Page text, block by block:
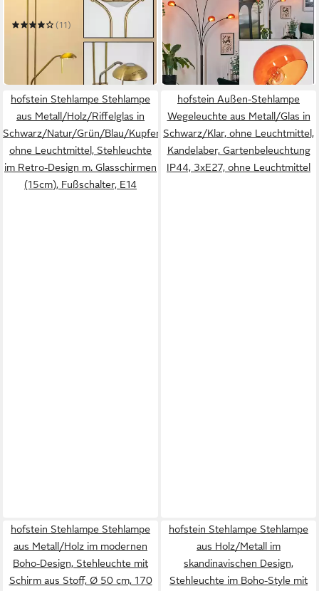
dimmbare Stehleuchte aus
Metall in Altmessing
(11)
144,90 €
in 3-4 Werktagen bei dir
Metall in Schwarz/Orange im
Retro/Vintage-Design
149,99 € UVP194,90 €
in 3-4 Werktagen bei dir
hofstein Stehlampe Stehlampe
aus Metall/Holz/Riffelglas in
Schwarz/Natur/Grün/Blau/Kupfer,
ohne Leuchtmittel, Stehleuchte
im Retro-Design m. Glasschirmen
(15cm), Fußschalter, E14
hofstein Außen-Stehlampe
Wegeleuchte aus Metall/Glas in
Schwarz/Klar, ohne Leuchtmittel,
Kandelaber, Gartenbeleuchtung
IP44, 3xE27, ohne Leuchtmittel
hofstein Stehlampe Stehlampe
aus Metall/Holz im modernen
Boho-Design, Stehleuchte mit
Schirm aus Stoff, Ø 50 cm, 170
hofstein Stehlampe Stehlampe
aus Holz/Metall im
skandinavischen Design,
Stehleuchte im Boho-Style mit